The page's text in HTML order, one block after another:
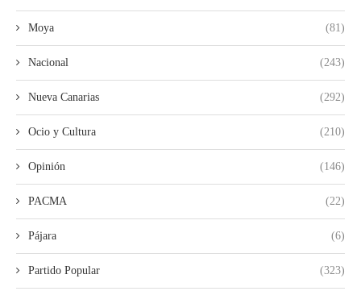
Moya (81)
Nacional (243)
Nueva Canarias (292)
Ocio y Cultura (210)
Opinión (146)
PACMA (22)
Pájara (6)
Partido Popular (323)